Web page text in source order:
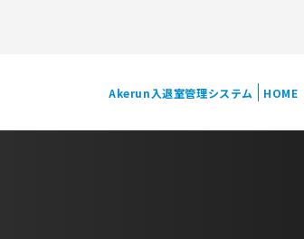
Akerun入退室管理システム HOME